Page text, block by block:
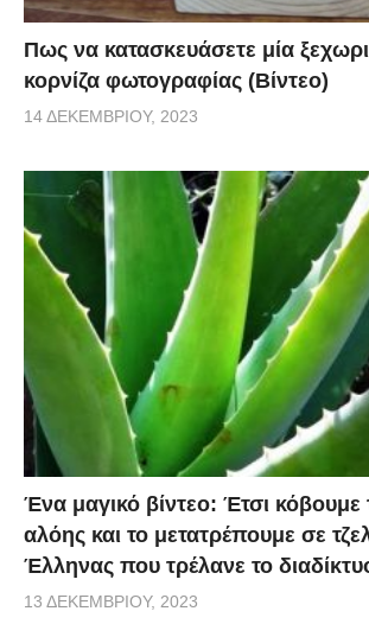
Πως να κατασκευάσετε μία
κορνίζα φωτογραφίας (Βίντεο)
14 ΔΕΚΕΜΒΡΊΟΥ, 2023
Ένα μαγικό βίντεο: Έτσι κόβουμε
αλόης και το μετατρέπουμε σε
Έλληνας που τρέλανε το
13 ΔΕΚΕΜΒΡΊΟΥ, 2023